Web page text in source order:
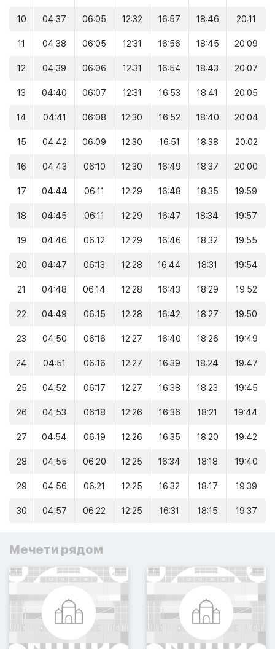
10 04:37 06:05 12:32 16:57 18:46 20:11
11 04:38 06:05 12:31 16:56 18:45 20:09
12 04:39 06:06 12:31 16:54 18:43 20:07
13 04:40 06:07 12:31 16:53 18:41 20:05
14 04:41 06:08 12:30 16:52 18:40 20:04
15 04:42 06:09 12:30 16:51 18:38 20:02
16 04:43 06:10 12:30 16:49 18:37 20:00
17 04:44 06:11 12:29 16:48 18:35 19:59
18 04:45 06:11 12:29 16:47 18:34 19:57
19 04:46 06:12 12:29 16:46 18:32 19:55
20 04:47 06:13 12:28 16:44 18:31 19:54
21 04:48 06:14 12:28 16:43 18:29 19:52
22 04:49 06:15 12:28 16:42 18:27 19:50
23 04:50 06:16 12:27 16:40 18:26 19:49
24 04:51 06:16 12:27 16:39 18:24 19:47
25 04:52 06:17 12:27 16:38 18:23 19:45
26 04:53 06:18 12:26 16:36 18:21 19:44
27 04:54 06:19 12:26 16:35 18:20 19:42
28 04:55 06:20 12:25 16:34 18:18 19:40
29 04:56 06:21 12:25 16:32 18:17 19:39
30 04:57 06:22 12:25 16:31 18:15 19:37
Мечети рядом